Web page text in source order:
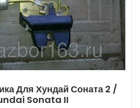
Для Хундай Соната 2 /
Sonata II